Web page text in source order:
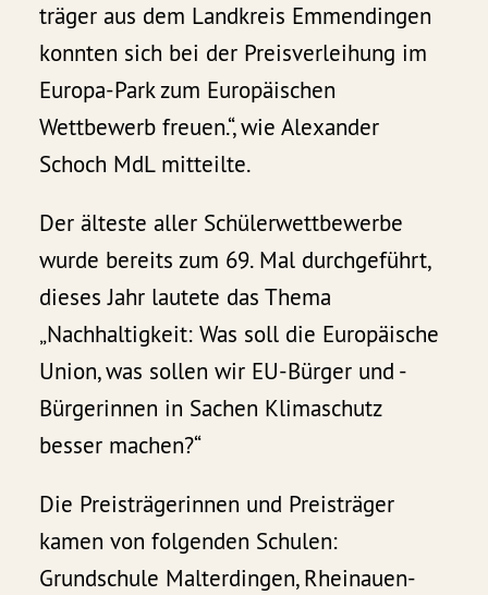
träger aus dem Landkreis Emmendingen
konnten sich bei der Preisverleihung im
Europa-Park zum Europäischen
Wettbewerb freuen.“, wie Alexander
Schoch MdL mitteilte.
Der älteste aller Schülerwettbewerbe
wurde bereits zum 69. Mal durchgeführt,
dieses Jahr lautete das Thema
„Nachhaltigkeit: Was soll die Europäische
Union, was sollen wir EU-Bürger und -
Bürgerinnen in Sachen Klimaschutz
besser machen?“
Die Preisträgerinnen und Preisträger
kamen von folgenden Schulen:
Grundschule Malterdingen, Rheinauen-